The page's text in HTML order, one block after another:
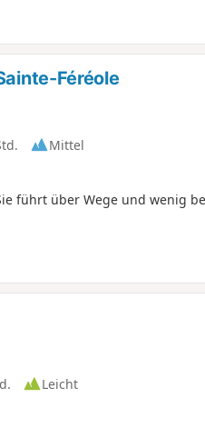
Féréole
Mittel
führt über Wege und wenig
Leicht